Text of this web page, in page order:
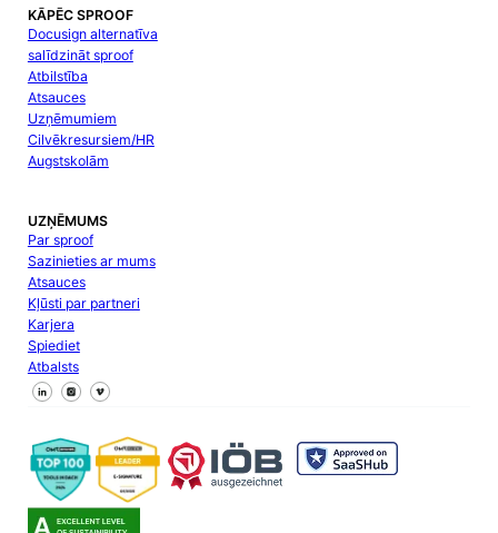
KĀPĒC SPROOF
Docusign alternatīva
salīdzināt sproof
Atbilstība
Atsauces
Uzņēmumiem
Cilvēkresursiem/HR
Augstskolām
UZŅĒMUMS
Par sproof
Sazinieties ar mums
Atsauces
Kļūsti par partneri
Karjera
Spiediet
Atbalsts
Sekojiet mums Facebook
Sekojiet mums X
Sekojiet mums LinkedIn